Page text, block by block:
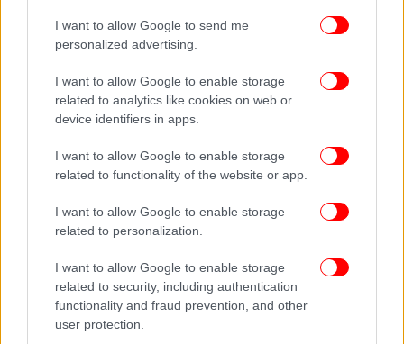
I want to allow Google to send me
personalized advertising.
I want to allow Google to enable storage
related to analytics like cookies on web or
device identifiers in apps.
I want to allow Google to enable storage
related to functionality of the website or app.
I want to allow Google to enable storage
related to personalization.
I want to allow Google to enable storage
related to security, including authentication
functionality and fraud prevention, and other
user protection.
Κάνοντας «κλικ» στο κουμπί «Αναζήτηση»
εμφανίζεται ο εξής πίνακας, που δείχνει τον αριθμό
δημοτολογίου, το εκλογικό διαμέρισμα και τον
κωδικό του εκλογικού διαμερίσματος: